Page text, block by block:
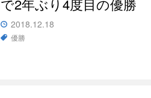
で2年ぶり4度目の優勝
2018.12.18
優勝